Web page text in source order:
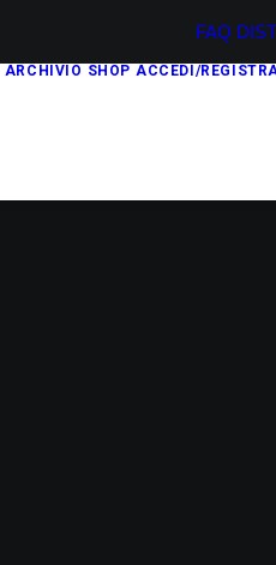
FAQ
ARCHIVIO SHOP ACCEDI/